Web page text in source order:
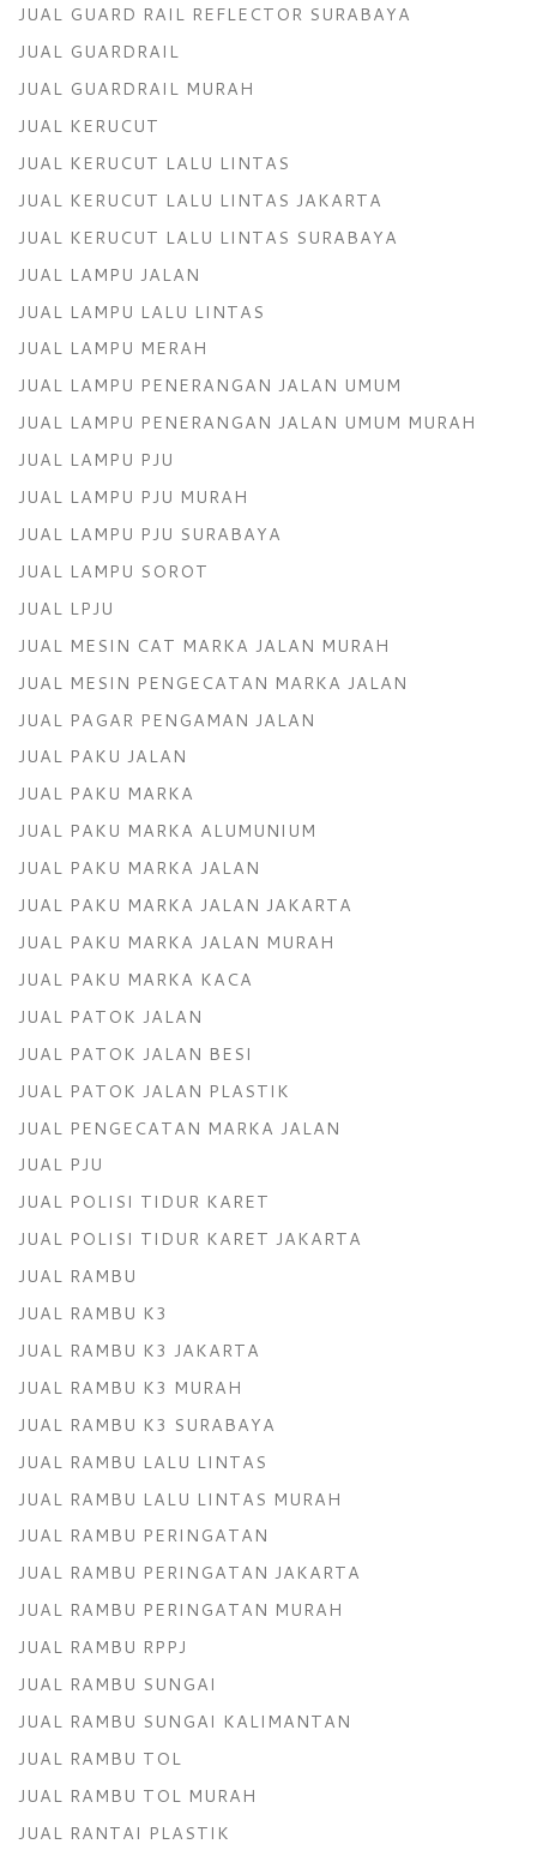
JUAL GUARD RAIL REFLECTOR SURABAYA
JUAL GUARDRAIL
JUAL GUARDRAIL MURAH
JUAL KERUCUT
JUAL KERUCUT LALU LINTAS
JUAL KERUCUT LALU LINTAS JAKARTA
JUAL KERUCUT LALU LINTAS SURABAYA
JUAL LAMPU JALAN
JUAL LAMPU LALU LINTAS
JUAL LAMPU MERAH
JUAL LAMPU PENERANGAN JALAN UMUM
JUAL LAMPU PENERANGAN JALAN UMUM MURAH
JUAL LAMPU PJU
JUAL LAMPU PJU MURAH
JUAL LAMPU PJU SURABAYA
JUAL LAMPU SOROT
JUAL LPJU
JUAL MESIN CAT MARKA JALAN MURAH
JUAL MESIN PENGECATAN MARKA JALAN
JUAL PAGAR PENGAMAN JALAN
JUAL PAKU JALAN
JUAL PAKU MARKA
JUAL PAKU MARKA ALUMUNIUM
JUAL PAKU MARKA JALAN
JUAL PAKU MARKA JALAN JAKARTA
JUAL PAKU MARKA JALAN MURAH
JUAL PAKU MARKA KACA
JUAL PATOK JALAN
JUAL PATOK JALAN BESI
JUAL PATOK JALAN PLASTIK
JUAL PENGECATAN MARKA JALAN
JUAL PJU
JUAL POLISI TIDUR KARET
JUAL POLISI TIDUR KARET JAKARTA
JUAL RAMBU
JUAL RAMBU K3
JUAL RAMBU K3 JAKARTA
JUAL RAMBU K3 MURAH
JUAL RAMBU K3 SURABAYA
JUAL RAMBU LALU LINTAS
JUAL RAMBU LALU LINTAS MURAH
JUAL RAMBU PERINGATAN
JUAL RAMBU PERINGATAN JAKARTA
JUAL RAMBU PERINGATAN MURAH
JUAL RAMBU RPPJ
JUAL RAMBU SUNGAI
JUAL RAMBU SUNGAI KALIMANTAN
JUAL RAMBU TOL
JUAL RAMBU TOL MURAH
JUAL RANTAI PLASTIK